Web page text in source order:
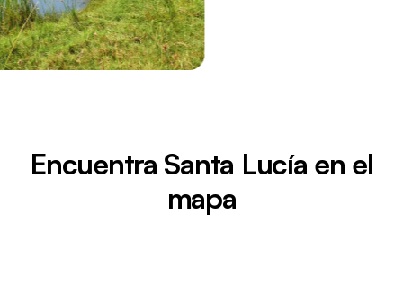
Encuentra Santa Lucía en el
mapa